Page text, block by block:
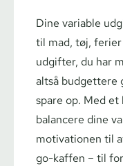
Dine variable
til mad, tøj,
udgifter, du har
altså budgettere
spare op. Med
balancere dine
motivationen til
go-kaffen – til